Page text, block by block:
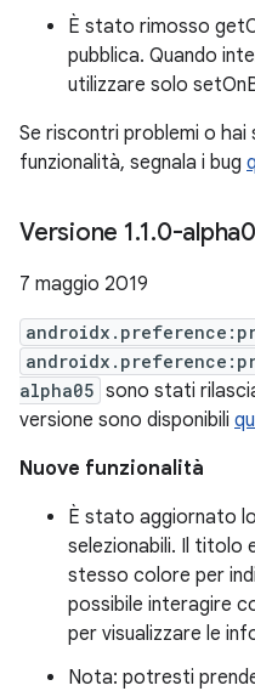
È stato rimosso
pubblica. Quando
utilizzare solo
Se riscontri problemi o hai
funzionalità, segnala i bug
Versione 1.1.0-
7 maggio 2019
alpha05 sono stati
versione sono disponibili
Nuove funzionalità
È stato aggiornato
selezionabili. Il titolo
stesso colore per
possibile interagire
per visualizzare le
Nota: potresti